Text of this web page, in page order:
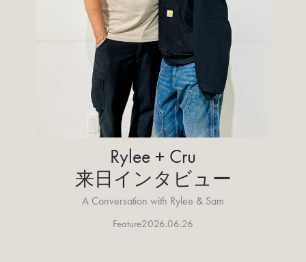
Rylee + Cru
来日インタビュー
A Conversation with Rylee & Sam
Feature2026.06.26